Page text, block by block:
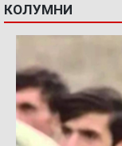
КОЛУМНИ